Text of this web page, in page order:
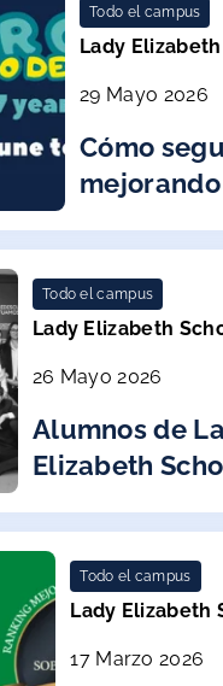
Todo el campus
Lady
29 Mayo 2026
Cómo
Todo el campus
Lady Elizabeth
26 Mayo 2026
Alumnos de
Elizabeth
en Madrid
tu futuro:
aprender
Todo el campus
Lady Elizabeth
17 Marzo 2026